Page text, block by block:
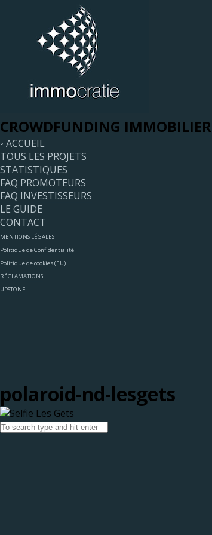
CROWDFUNDING IMMOBILIER
◦ ACCUEIL
TOUS LES PROJETS
STATISTIQUES
FAQ PROMOTEURS
FAQ INVESTISSEURS
LE GUIDE
CONTACT
MENTIONS LÉGALES
Politique de Confidentialité
Politique de cookies (EU)
RÉCLAMATIONS
UPSTONE
polaroid-nd-lesgets